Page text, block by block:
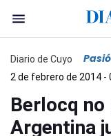
Diario de Cuyo
2 de febrero de 2014 -
Berlocq no
Argentina